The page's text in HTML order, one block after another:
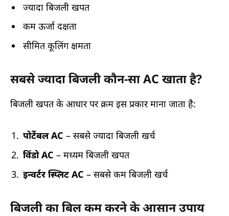
ज्यादा बिजली खपत
कम ऊर्जा दक्षता
सीमित कूलिंग क्षमता
सबसे ज्यादा बिजली कौन-सा AC खाता है?
बिजली खपत के आधार पर क्रम इस प्रकार माना जाता है:
पोर्टेबल AC – सबसे ज्यादा बिजली खर्च
विंडो AC – मध्यम बिजली खपत
इन्वर्टर स्प्लिट AC – सबसे कम बिजली खर्च
बिजली का बिल कम करने के आसान उपाय